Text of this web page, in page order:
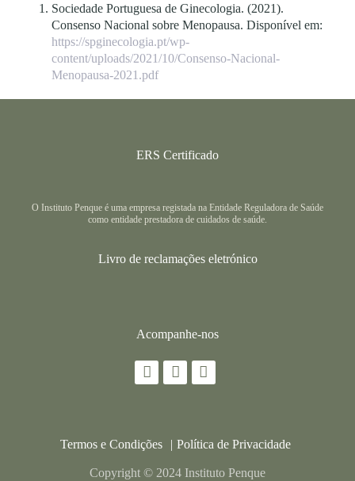
Sociedade Portuguesa de Ginecologia. (2021).
Consenso Nacional sobre Menopausa. Disponível em:
https://spginecologia.pt/wp-
content/uploads/2021/10/Consenso-Nacional-
Menopausa-2021.pdf
ERS Certificado
O Instituto Penque é uma empresa registada na Entidade Reguladora de Saúde
como entidade prestadora de cuidados de saúde.
Livro de reclamações eletrónico
Acompanhe-nos
Termos e Condições Política de Privacidade
Copyright © 2024 Instituto Penque